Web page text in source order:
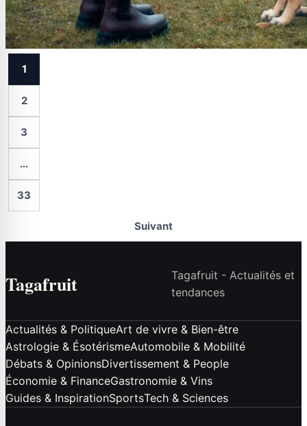
1
2
3
…
33
Suivant
Tagafruit
Tagafruit - Actualités et
tendances
Actualités & PolitiqueArt de vivre & Bien-être
Astrologie & ÉsotérismeAutomobile & Mobilité
Débats & OpinionsDivertissement & People
Économie & FinanceGastronomie & Vins
Guides & InspirationSportsTech & Sciences